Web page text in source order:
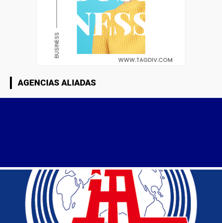
AGENCIAS ALIADAS